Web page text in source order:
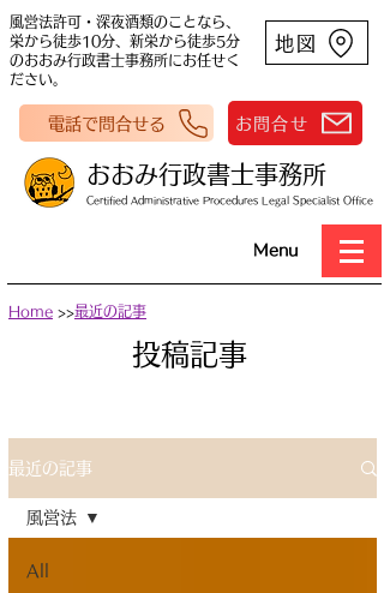
風営法許可・深夜酒類のことなら、
栄から徒歩10分、新栄から徒歩5分
のおおみ行政書士事務所にお任せく
ださい。
地図
電話で問合せる お問合せ
おおみ行政書士事務所
Certified Administrative Procedures Legal Specialist Office
Menu
Home >>最近の記事
​投稿記事
最近の記事
All
風営法